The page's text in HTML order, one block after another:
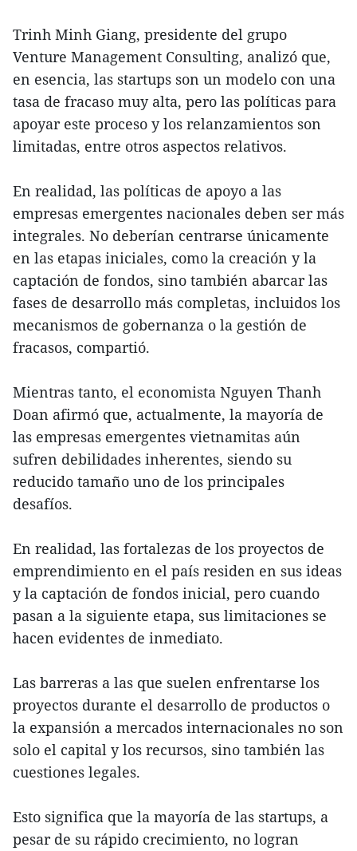
Trinh Minh Giang, presidente del grupo
Venture Management Consulting, analizó que,
en esencia, las startups son un modelo con una
tasa de fracaso muy alta, pero las políticas para
apoyar este proceso y los relanzamientos son
limitadas, entre otros aspectos relativos.
En realidad, las políticas de apoyo a las
empresas emergentes nacionales deben ser más
integrales. No deberían centrarse únicamente
en las etapas iniciales, como la creación y la
captación de fondos, sino también abarcar las
fases de desarrollo más completas, incluidos los
mecanismos de gobernanza o la gestión de
fracasos, compartió.
Mientras tanto, el economista Nguyen Thanh
Doan afirmó que, actualmente, la mayoría de
las empresas emergentes vietnamitas aún
sufren debilidades inherentes, siendo su
reducido tamaño uno de los principales
desafíos.
En realidad, las fortalezas de los proyectos de
emprendimiento en el país residen en sus ideas
y la captación de fondos inicial, pero cuando
pasan a la siguiente etapa, sus limitaciones se
hacen evidentes de inmediato.
Las barreras a las que suelen enfrentarse los
proyectos durante el desarrollo de productos o
la expansión a mercados internacionales no son
solo el capital y los recursos, sino también las
cuestiones legales.
Esto significa que la mayoría de las startups, a
pesar de su rápido crecimiento, no logran